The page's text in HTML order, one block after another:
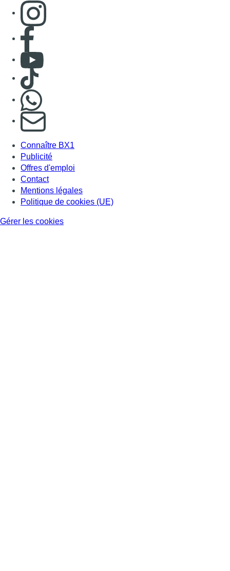
Consulter page Instagram
Consulter page Facebook
Consulter Youtube
Consulter TikTok
S'abonner à notre newsletter
Connaître BX1
Publicité
Offres d'emploi
Contact
Mentions légales
Politique de cookies (UE)
Gérer les cookies